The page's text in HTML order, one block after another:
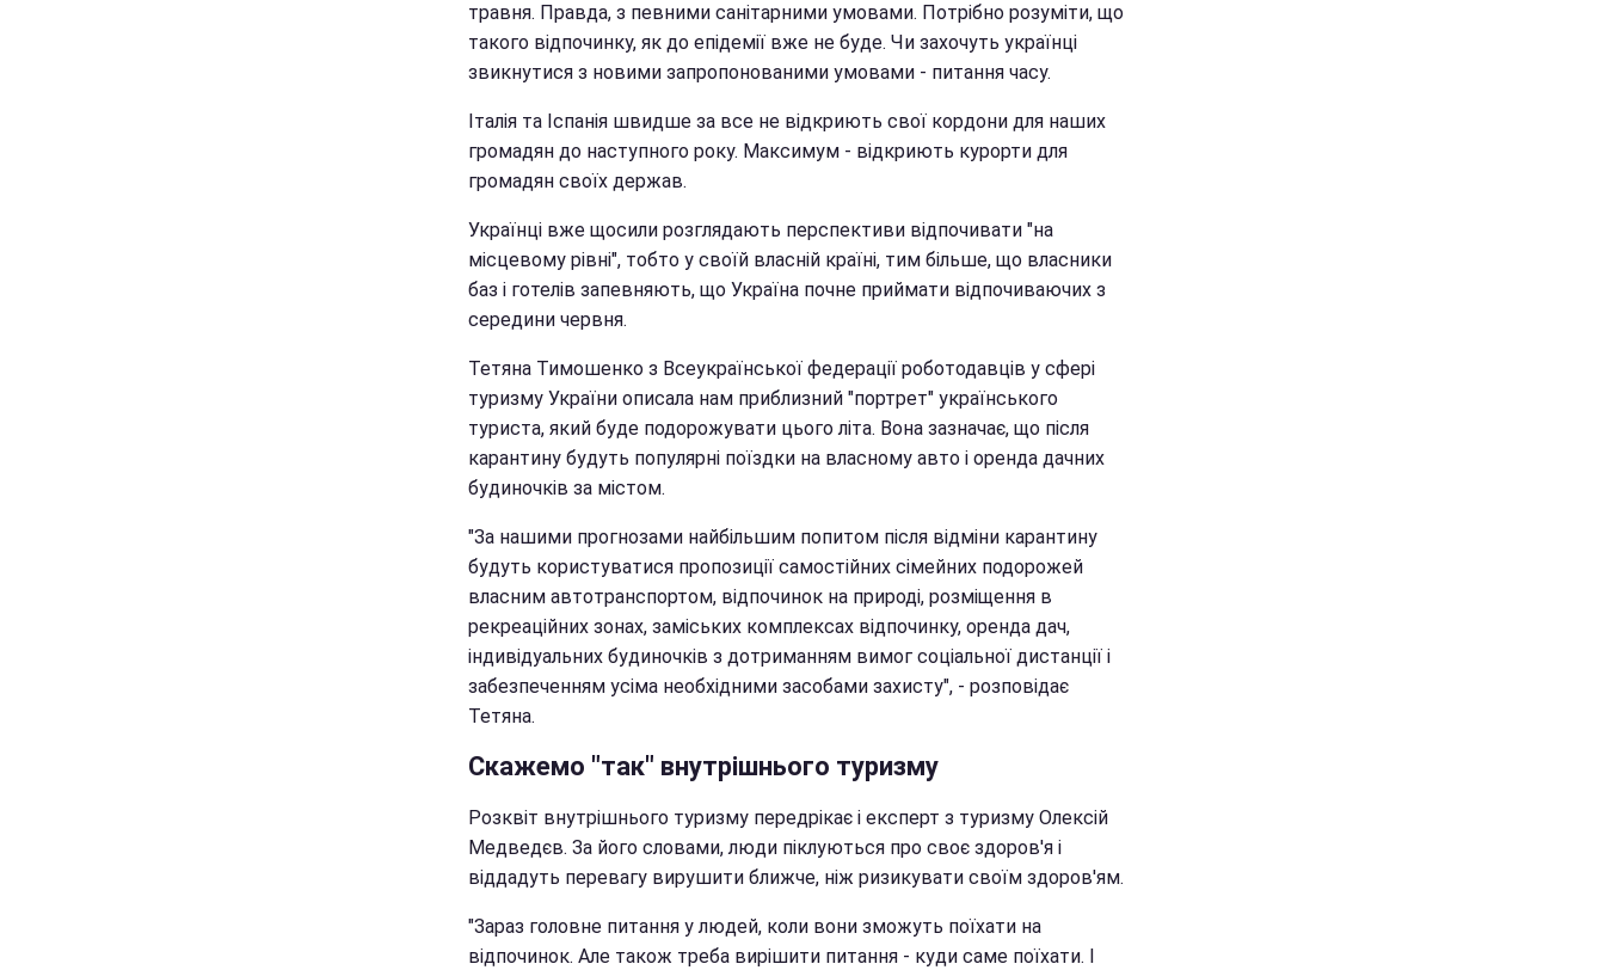
травня. Правда, з певними санітарними умовами. Потрібно розуміти, що
такого відпочинку, як до епідемії вже не буде. Чи захочуть українці
звикнутися з новими запропонованими умовами - питання часу.
Італія та Іспанія швидше за все не відкриють свої кордони для наших
громадян до наступного року. Максимум - відкриють курорти для
громадян своїх держав.
Українці вже щосили розглядають перспективи відпочивати "на
місцевому рівні", тобто у своїй власній країні, тим більше, що власники
баз і готелів запевняють, що Україна почне приймати відпочиваючих з
середини червня.
Тетяна Тимошенко з Всеукраїнської федерації роботодавців у сфері
туризму України описала нам приблизний "портрет" українського
туриста, який буде подорожувати цього літа. Вона зазначає, що після
карантину будуть популярні поїздки на власному авто і оренда дачних
будиночків за містом.
"За нашими прогнозами найбільшим попитом після відміни карантину
будуть користуватися пропозиції самостійних сімейних подорожей
власним автотранспортом, відпочинок на природі, розміщення в
рекреаційних зонах, заміських комплексах відпочинку, оренда дач,
індивідуальних будиночків з дотриманням вимог соціальної дистанції і
забезпеченням усіма необхідними засобами захисту", - розповідає
Тетяна.
Скажемо "так" внутрішнього туризму
Розквіт внутрішнього туризму передрікає і експерт з туризму Олексій
Медведєв. За його словами, люди піклуються про своє здоров'я і
віддадуть перевагу вирушити ближче, ніж ризикувати своїм здоров'ям.
"Зараз головне питання у людей, коли вони зможуть поїхати на
відпочинок. Але також треба вирішити питання - куди саме поїхати. І